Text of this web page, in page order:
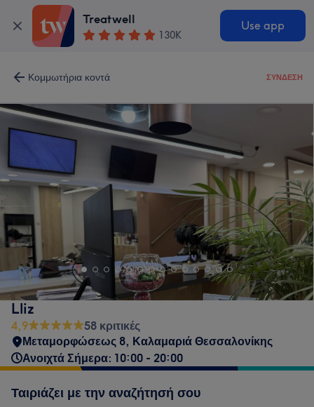
Treatwell
130K
Use app
Κομμωτήρια κοντά ΣΎΝΔΕΣΗ
Lliz
4,9
58 κριτικές
Μεταμορφώσεως 8, Καλαμαριά Θεσσαλονίκης
Ανοιχτά Σήμερα: 10:00 - 20:00
Ταιριάζει με την αναζήτησή σου